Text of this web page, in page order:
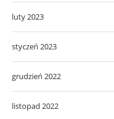
luty 2023
styczeń 2023
grudzień 2022
listopad 2022